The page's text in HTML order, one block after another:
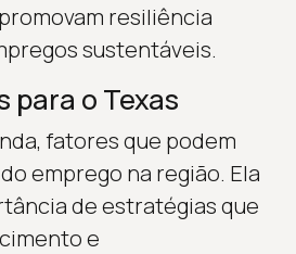
resiliência
sustentáveis.
para o Texas
fatores que podem
emprego na região. Ela
de estratégias que
e